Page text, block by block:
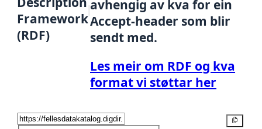
Framework
(RDF)
avhengig av kva for ein
Accept-header som blir
sendt med.
Les meir om RDF og kva
format vi støttar her